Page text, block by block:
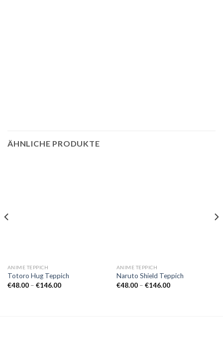
ÄHNLICHE PRODUKTE
ANIME TEPPICH
Totoro Hug Teppich
€48.00 – €146.00Preisspanne:
ANIME TEPPICH
Naruto Shield Teppich
€48.00 – €146.00Preisspanne: